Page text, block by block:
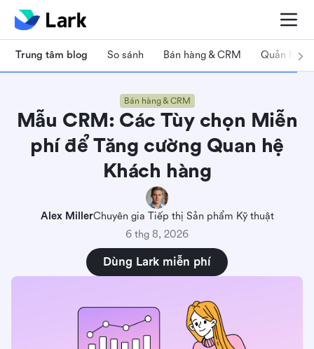
Trung tâm blog So sánh Bán hàng & CRM Quản lý dự
Bán hàng & CRM
Mẫu CRM: Các Tùy chọn Miễn
phí để Tăng cường Quan hệ
Khách hàng
Alex MillerChuyên gia Tiếp thị Sản phẩm Kỹ thuật
6 thg 8, 2026
Dùng Lark miễn phí
Tại sao nên chọn một mẫu CRM: Tối ưu hóa
thành công ngay từ đầu
Cách chọn một mẫu CRM phù hợp với bạn
nghiệp của bạn
Lark Base: Sales & CRM